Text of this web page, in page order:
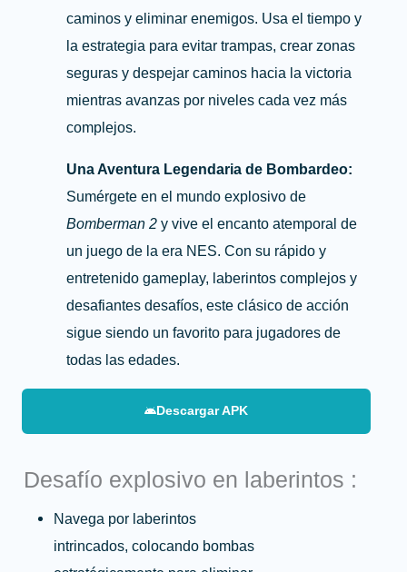
caminos y eliminar enemigos. Usa el tiempo y
la estrategia para evitar trampas, crear zonas
seguras y despejar caminos hacia la victoria
mientras avanzas por niveles cada vez más
complejos.
Una Aventura Legendaria de Bombardeo:
Sumérgete en el mundo explosivo de
Bomberman 2 y vive el encanto atemporal de
un juego de la era NES. Con su rápido y
entretenido gameplay, laberintos complejos y
desafiantes desafíos, este clásico de acción
sigue siendo un favorito para jugadores de
todas las edades.
Descargar APK
Desafío explosivo en laberintos :
Navega por laberintos
intrincados, colocando bombas